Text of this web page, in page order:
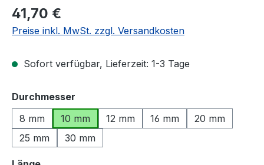
Regulärer Preis:
41,70 €
Preise inkl. MwSt. zzgl. Versandkosten
Sofort verfügbar, Lieferzeit: 1-3 Tage
Durchmesser
8 mm
10 mm 12 mm 16 mm
20 mm
25 mm
30 mm